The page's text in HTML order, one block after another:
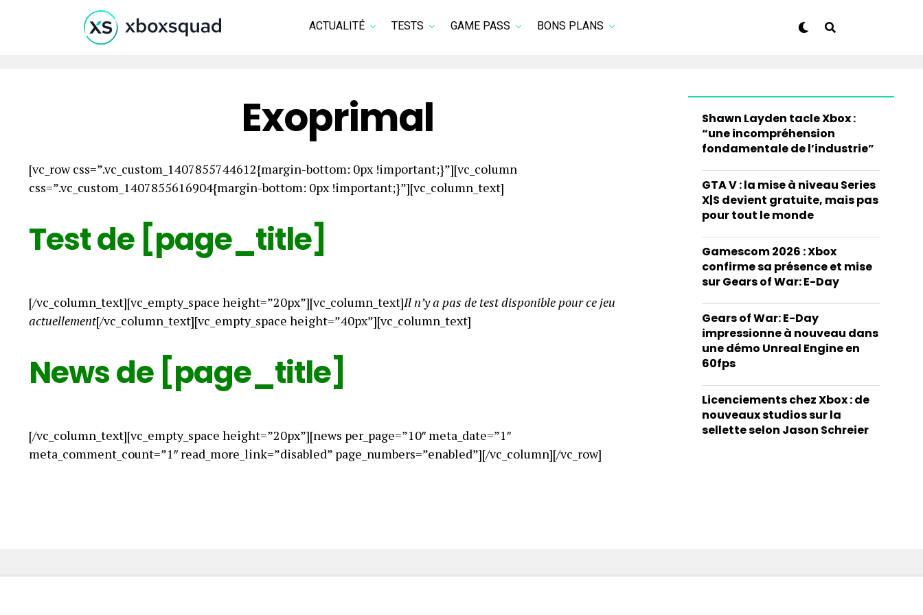
ACTUALITÉ TESTS GAME PASS BONS PLANS
Exoprimal
[vc_row css=”.vc_custom_1407855744612{margin-bottom: 0px !important;}”][vc_column
css=”.vc_custom_1407855616904{margin-bottom: 0px !important;}”][vc_column_text]
Test de [page_title]
[/vc_column_text][vc_empty_space height=”20px”][vc_column_text]Il n’y a pas de test disponible pour ce jeu
actuellement[/vc_column_text][vc_empty_space height=”40px”][vc_column_text]
News de [page_title]
[/vc_column_text][vc_empty_space height=”20px”][news per_page=”10″ meta_date=”1″
meta_comment_count=”1″ read_more_link=”disabled” page_numbers=”enabled”][/vc_column][/vc_row]
Shawn Layden tacle Xbox :
“une incompréhension
fondamentale de l’industrie”
GTA V : la mise à niveau Series
X|S devient gratuite, mais pas
pour tout le monde
Gamescom 2026 : Xbox
confirme sa présence et mise
sur Gears of War: E-Day
Gears of War: E-Day
impressionne à nouveau dans
une démo Unreal Engine en
60fps
Licenciements chez Xbox : de
nouveaux studios sur la
sellette selon Jason Schreier